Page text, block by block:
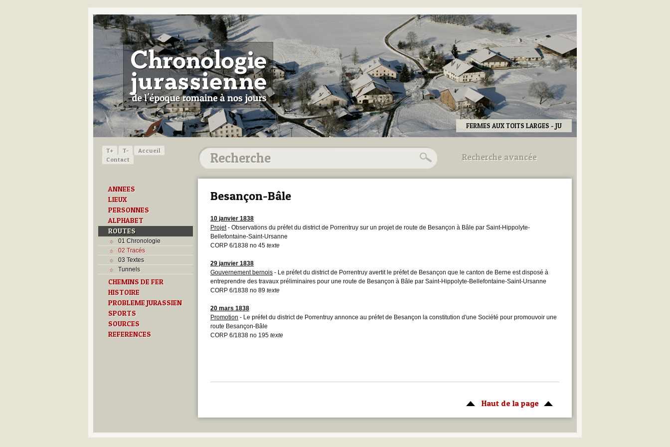
FERMES AUX TOITS LARGES - JU
T+ T-
Accueil
Contact
ANNEES
LIEUX
PERSONNES
ALPHABET
ROUTES
01 Chronologie
02 Tracés
03 Textes
Tunnels
CHEMINS DE FER
HISTOIRE
PROBLEME JURASSIEN
SPORTS
SOURCES
REFERENCES
Recherche avancée
Utilisez les champs ci-dessous
Besançon-Bâle
10 janvier 1838
Projet- Observations du préfet du district de Porrentruy sur un projet de route de Besançon à Bâle par Saint-Hippolyte-
Bellefontaine-Saint-Ursanne
CORP 6/1838 no 45 texte
29 janvier 1838
Gouvernement bernois - Le préfet du district de Porrentruy avertit le préfet de Besançon que le canton de Berne est disposé à
entreprendre des travaux préliminaires pour une route de Besançon à Bâle par Saint-Hippolyte-Bellefontaine-Saint-Ursanne
CORP 6/1838 no 89 texte
20 mars 1838
Promotion - Le préfet du district de Porrentruy annonce au préfet de Besançon la constitution d'une Société pour promouvoir une
route Besançon-Bâle
CORP 6/1838 no 195 texte
Haut de la page